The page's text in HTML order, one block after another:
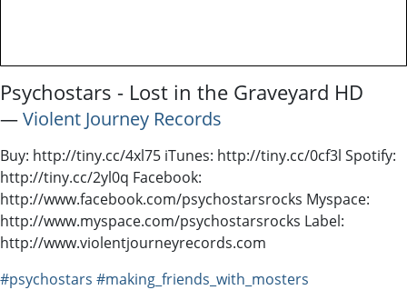
Psychostars - Lost in the Graveyard HD
―Violent Journey Records
Buy: http://tiny.cc/4xl75 iTunes: http://tiny.cc/0cf3l Spotify:
http://tiny.cc/2yl0q Facebook:
http://www.facebook.com/psychostarsrocks Myspace:
http://www.myspace.com/psychostarsrocks Label:
http://www.violentjourneyrecords.com
#psychostars #making_friends_with_mosters